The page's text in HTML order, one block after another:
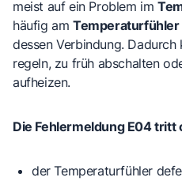
meist auf ein Problem im
häufig am
dessen Verbindung.
regeln, zu früh abschalten
aufheizen.
Die Fehlermeldung E04 tritt
derTemperaturfühler